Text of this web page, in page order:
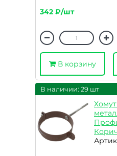
342 ₽/шт
В корзину
В наличии: 29 шт